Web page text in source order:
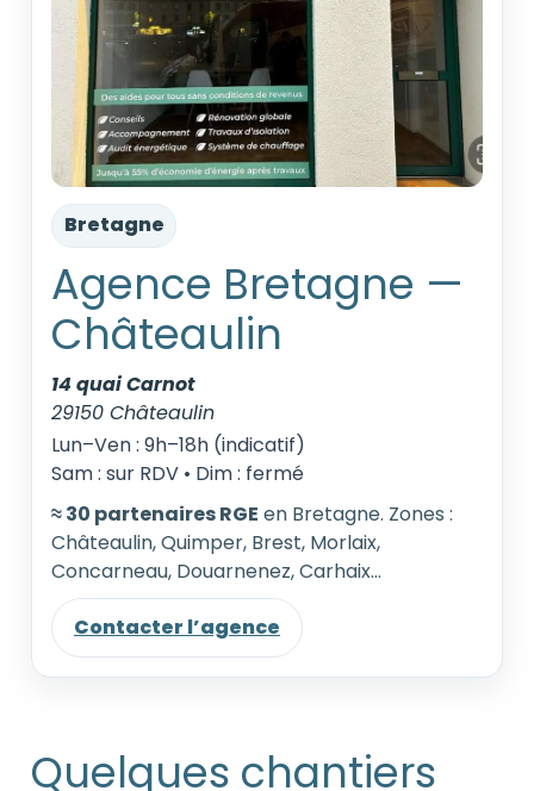
Bretagne
Agence Bretagne —
Châteaulin
14 quai Carnot
29150 Châteaulin
Lun–Ven : 9h–18h (indicatif)
Sam : sur RDV • Dim : fermé
≈ 30 partenaires RGE en Bretagne. Zones :
Châteaulin, Quimper, Brest, Morlaix,
Concarneau, Douarnenez, Carhaix…
Contacter l’agence
Quelques chantiers